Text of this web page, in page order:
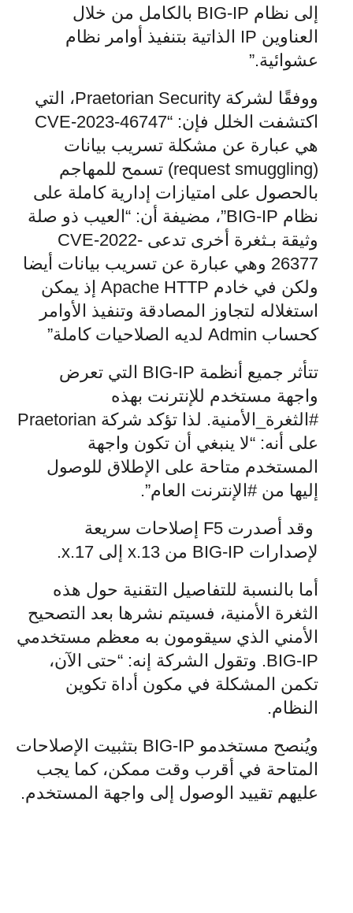
إلى نظام BIG-IP بالكامل من خلال
العناوين IP الذاتية بتنفيذ أوامر نظام
عشوائية.”
ووفقًا لشركة Praetorian Security، التي
اكتشفت الخلل فإن: “CVE-2023-46747
هي عبارة عن مشكلة تسريب بيانات
(request smuggling) تسمح للمهاجم
بالحصول على امتيازات إدارية كاملة على
نظام BIG-IP”، مضيفة أن
: “العيب ذو صلة
وثيقة بـثغرة أخرى تدعى CVE-2022-
26377 وهي عبارة عن تسريب بيانات أيضا
ولكن في خادم Apache HTTP إذ يمكن
استغلاله لتجاوز المصادقة وتنفيذ الأوامر
كحساب Admin لديه الصلاحيات كاملة”
تتأثر جميع أنظمة BIG-IP التي تعرض
واجهة مستخدم للإنترنت بهذه
#الثغرة_الأمنية. لذا تؤكد شركة Praetorian
على أنه: “لا ينبغي أن تكون واجهة
المستخدم متاحة على الإطلاق للوصول
إليها من #الإنترنت العام”.
وقد أصدرت F5 إصلاحات سريعة
لإصدارات BIG-IP من 13.x إلى 17.x.
أما بالنسبة للتفاصيل التقنية حول هذه
الثغرة الأمنية، فسيتم نشرها بعد التصحيح
الأمني الذي سيقومون به معظم مستخدمي
BIG-IP. وتقول الشركة إنه: “حتى الآن،
تكمن المشكلة في مكون أداة تكوين
النظام.
ويُنصح مستخدمو BIG-IP بتثبيت الإصلاحات
المتاحة في أقرب وقت ممكن، كما يجب
عليهم تقييد الوصول إلى واجهة المستخدم.